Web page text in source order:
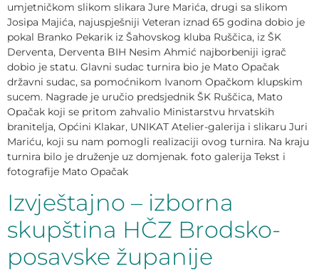
umjetničkom slikom slikara Jure Marića, drugi sa slikom
Josipa Majića, najuspješniji Veteran iznad 65 godina dobio je
pokal Branko Pekarik iz Šahovskog kluba Ruščica, iz ŠK
Derventa, Derventa BIH Nesim Ahmić najborbeniji igrač
dobio je statu. Glavni sudac turnira bio je Mato Opačak
državni sudac, sa pomoćnikom Ivanom Opačkom klupskim
sucem. Nagrade je uručio predsjednik ŠK Ruščica, Mato
Opačak koji se pritom zahvalio Ministarstvu hrvatskih
branitelja, Općini Klakar, UNIKAT Atelier-galerija i slikaru Juri
Mariću, koji su nam pomogli realizaciji ovog turnira. Na kraju
turnira bilo je druženje uz domjenak. foto galerija Tekst i
fotografije Mato Opačak
Izvještajno – izborna
skupština HČZ Brodsko-
posavske županije